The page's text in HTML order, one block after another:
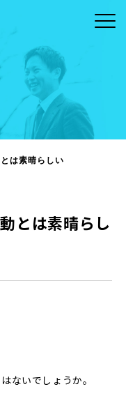
MORE
MORE
ンス
のお問い合わ
は素晴らしい
とは素晴らし
ないでしょうか。